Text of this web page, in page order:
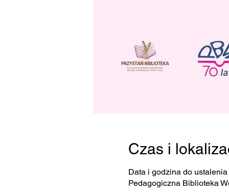
Czas i
Data i godzina do ustalenia
Pedagogiczna Biblioteka